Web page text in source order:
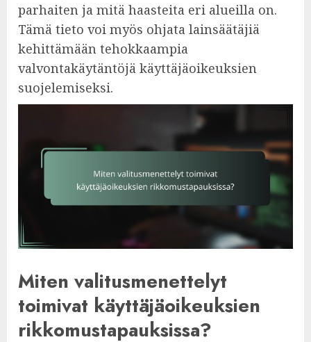
parhaiten ja mitä haasteita eri alueilla on.
Tämä tieto voi myös ohjata lainsäätäjiä
kehittämään tehokkaampia
valvontakäytäntöjä käyttäjäoikeuksien
suojelemiseksi.
Miten valitusmenettelyt
toimivat käyttäjäoikeuksien
rikkomustapauksissa?